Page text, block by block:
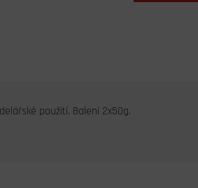
použití. Balení 2x50g.